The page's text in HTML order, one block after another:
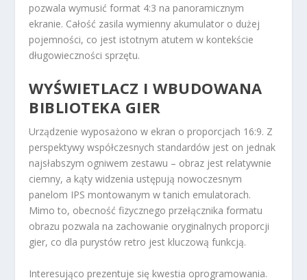
pozwala wymusić format 4:3 na panoramicznym
ekranie. Całość zasila wymienny akumulator o dużej
pojemności, co jest istotnym atutem w kontekście
długowieczności sprzętu.
WYŚWIETLACZ I WBUDOWANA
BIBLIOTEKA GIER
Urządzenie wyposażono w ekran o proporcjach 16:9. Z
perspektywy współczesnych standardów jest on jednak
najsłabszym ogniwem zestawu – obraz jest relatywnie
ciemny, a kąty widzenia ustępują nowoczesnym
panelom IPS montowanym w tanich emulatorach.
Mimo to, obecność fizycznego przełącznika formatu
obrazu pozwala na zachowanie oryginalnych proporcji
gier, co dla purystów retro jest kluczową funkcją.
Interesująco prezentuje się kwestia oprogramowania.